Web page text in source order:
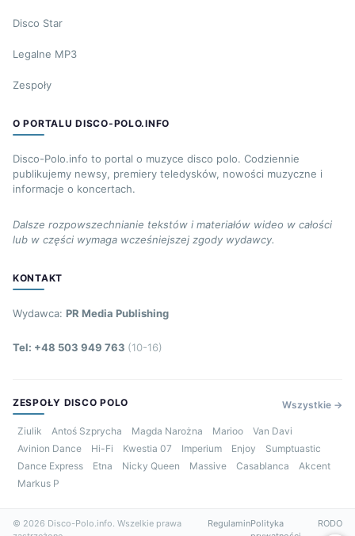
Disco Star
Legalne MP3
Zespoły
O PORTALU DISCO-POLO.INFO
Disco-Polo.info to portal o muzyce disco polo. Codziennie
publikujemy newsy, premiery teledysków, nowości muzyczne i
informacje o koncertach.
Dalsze rozpowszechnianie tekstów i materiałów wideo w całości
lub w części wymaga wcześniejszej zgody wydawcy.
KONTAKT
Wydawca: PR Media Publishing
Tel: +48 503 949 763 (10-16)
ZESPOŁY DISCO POLO Wszystkie →
Ziulik Antoś Szprycha Magda Narożna Marioo
Van Davi
Avinion Dance
Hi-Fi Kwestia 07 Imperium Enjoy
Sumptuastic
Dance Express
Etna Nicky Queen Massive Casablanca
Akcent
Markus P
© 2026 Disco-Polo.info. Wszelkie prawa
RegulaminPolityka
RODO